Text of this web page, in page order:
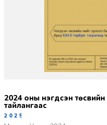
2024 оны нэгдсэн төсвийн гүйцэтгэлийн аудитын
тайлангаас
2025-07-03